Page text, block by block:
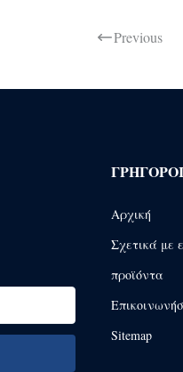
Previous
Αρχική
Σχετικά με
προϊόντα
Sitemap